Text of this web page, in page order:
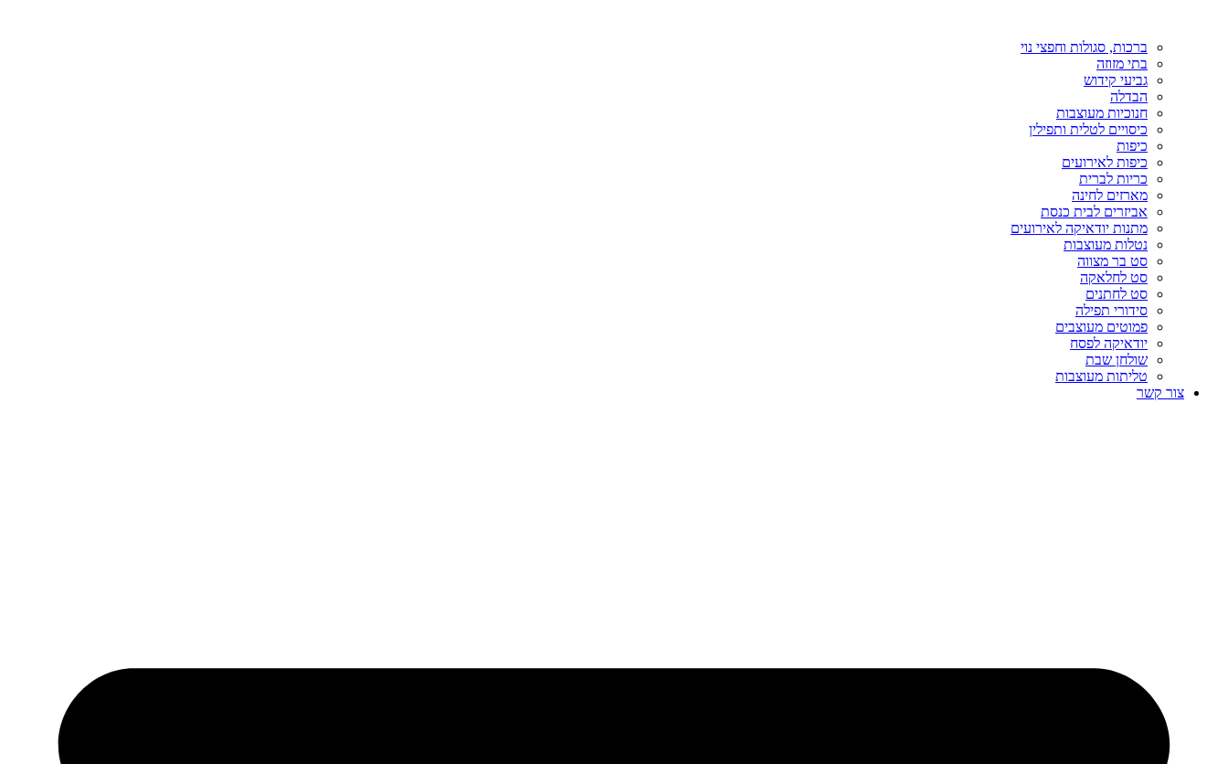
ברכות, סגולות וחפצי נוי
בתי מזוזה
גביעי קידוש
הבדלה
חנוכיות מעוצבות
כיסויים לטלית ותפילין
כיפות
כיפות לאירועים
כריות לברית
מארזים לחינה
אביזרים לבית כנסת
מתנות יודאיקה לאירועים
נטלות מעוצבות
סט בר מצווה
סט לחלאקה
סט לחתנים
סידורי תפילה
פמוטים מעוצבים
יודאיקה לפסח
שולחן שבת
טליתות מעוצבות
צור קשר